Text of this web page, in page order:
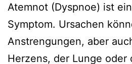
Atemnot (Dyspnoe) ist
Symptom. Ursachen
Anstrengungen, aber
Herzens, der Lunge oder